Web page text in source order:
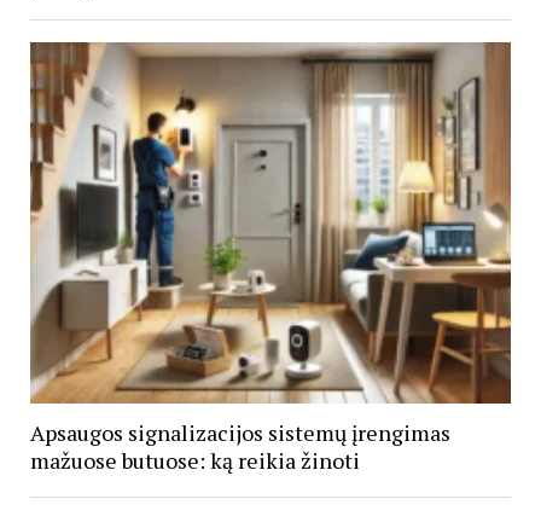
Apsaugos signalizacijos sistemų įrengimas
mažuose butuose: ką reikia žinoti